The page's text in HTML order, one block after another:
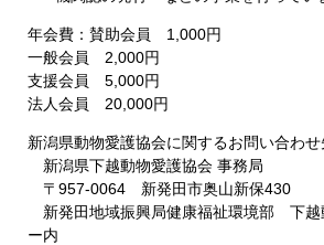
年会費：賛助会員 1,000円
一般会員 2,000円
支援会員 5,000円
法人会員 20,000円
新潟県動物愛護協会に関するお問い合わせ
新潟県下越動物愛護協会 事務局
〒957-0064 新発田市奥山新保430
新発田地域振興局健康福祉環境部 下越
ー内